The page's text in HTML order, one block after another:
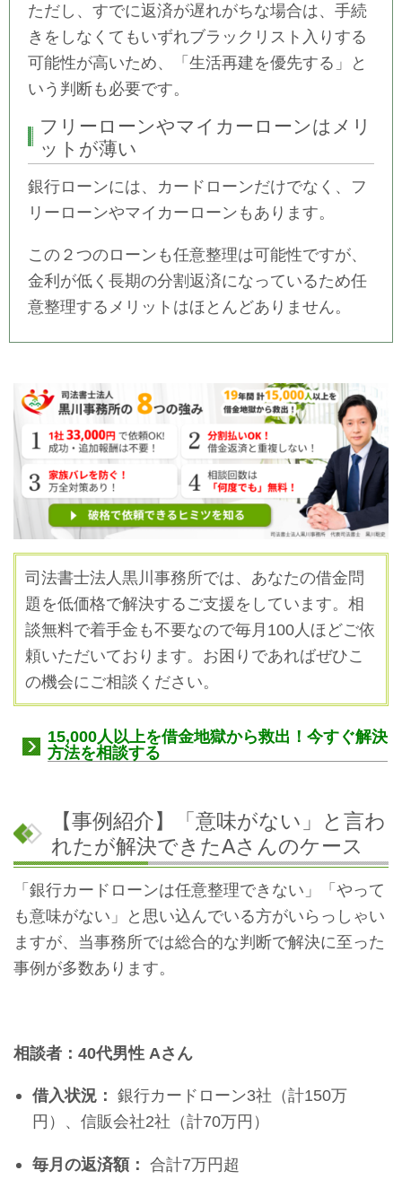
ただし、すでに返済が遅れがちな場合は、手続
きをしなくてもいずれブラックリスト入りする
可能性が高いため、「生活再建を優先する」と
いう判断も必要です。
フリーローンやマイカーローンはメリ
ットが薄い
銀行ローンには、カードローンだけでなく、フ
リーローンやマイカーローンもあります。
この２つのローンも任意整理は可能性ですが、
金利が低く長期の分割返済になっているため任
意整理するメリットはほとんどありません。
司法書士法人黒川事務所では、あなたの借金問
題を低価格で解決するご支援をしています。 相
談無料で着手金も不要なので毎月100人ほどご依
頼いただいております。お困りであればぜひこ
の機会にご相談ください。
15,000人以上を借金地獄から救出！今すぐ解決
方法を相談する
【事例紹介】「意味がない」と言わ
れたが解決できたAさんのケース
「銀行カードローンは任意整理できない」「やって
も意味がない」と思い込んでいる方がいらっしゃい
ますが、当事務所では総合的な判断で解決に至った
事例が多数あります。
相談者：40代男性 Aさん
借入状況： 銀行カードローン3社（計150万
円）、信販会社2社（計70万円）
毎月の返済額： 合計7万円超